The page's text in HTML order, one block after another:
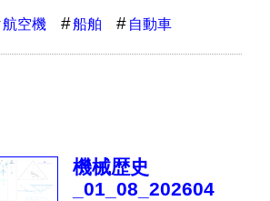
航空機 船舶 自動車
機械歴史
_01_08_202604